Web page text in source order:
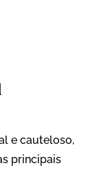
e cauteloso,
principais